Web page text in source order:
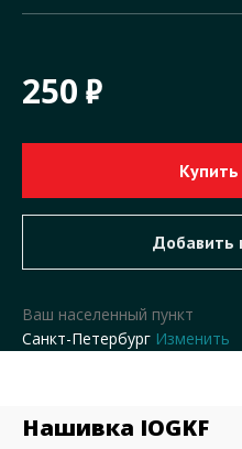
250
Ваш населенный пункт
Санкт-Петербург Изменить
Нашивка IOGKF